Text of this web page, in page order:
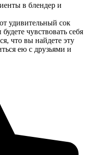
в блендер и
удивительный сок
чувствовать себя
что вы найдете эту
ею с друзьями и